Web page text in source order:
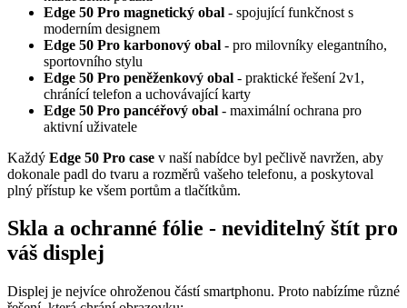
Edge 50 Pro magnetický obal - spojující funkčnost s
moderním designem
Edge 50 Pro karbonový obal - pro milovníky elegantního,
sportovního stylu
Edge 50 Pro peněženkový obal - praktické řešení 2v1 ,
chránící telefon a uchovávající karty
Edge 50 Pro pancéřový obal - maximální ochrana pro
aktivní uživatele
Každý Edge 50 Pro case v naší nabídce byl pečlivě navržen, aby
dokonale padl do tvaru a rozměrů vašeho telefonu, a poskytoval
plný přístup ke všem portům a tlačítkům.
Skla a ochranné fólie - neviditelný štít pro
váš displej
Displej je nejvíce ohroženou částí smartphonu. Proto nabízíme různé